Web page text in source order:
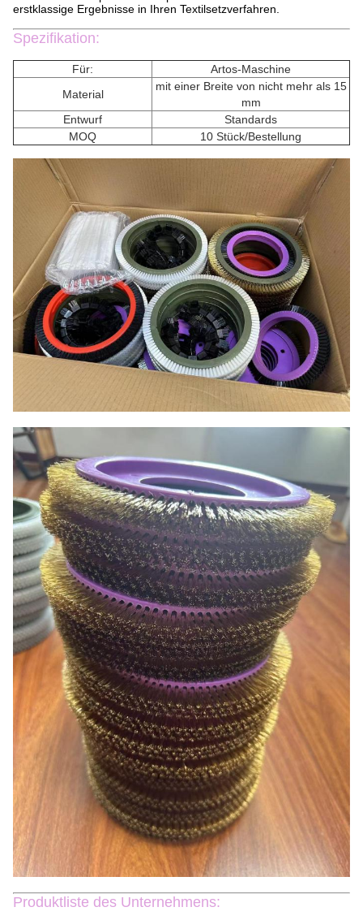
erstklassige Ergebnisse in Ihren Textilsetzverfahren.
Spezifikation:
Für:
Artos-Maschine
Material
mit einer Breite von nicht mehr als 15
mm
Entwurf
Standards
MOQ
10 Stück/Bestellung
Produktliste des Unternehmens: